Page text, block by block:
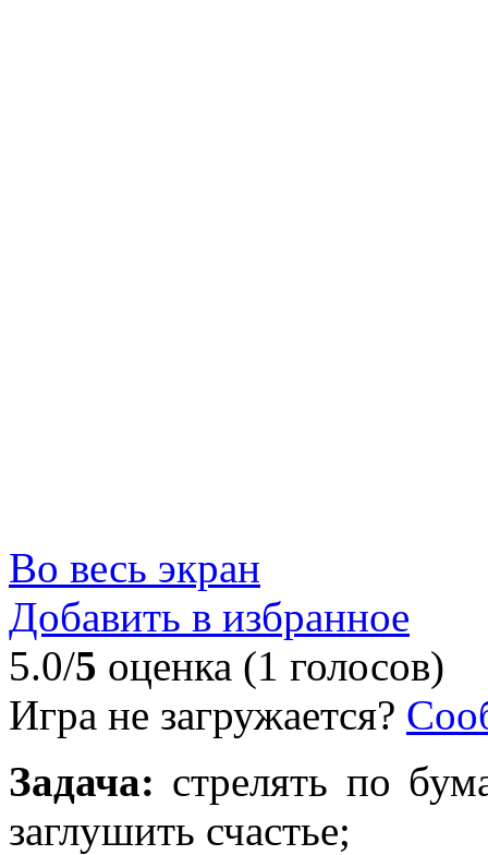
Во весь экран
Добавить в избранное
5.0/5 оценка (1 голосов)
Игра не загружается?
Задача: стрелять по
заглушить счастье;